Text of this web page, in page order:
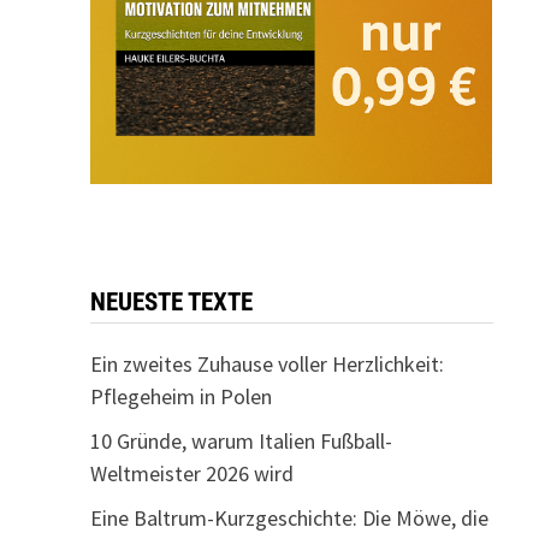
NEUESTE TEXTE
Ein zweites Zuhause voller Herzlichkeit:
Pflegeheim in Polen
10 Gründe, warum Italien Fußball-
Weltmeister 2026 wird
Eine Baltrum-Kurzgeschichte: Die Möwe, die